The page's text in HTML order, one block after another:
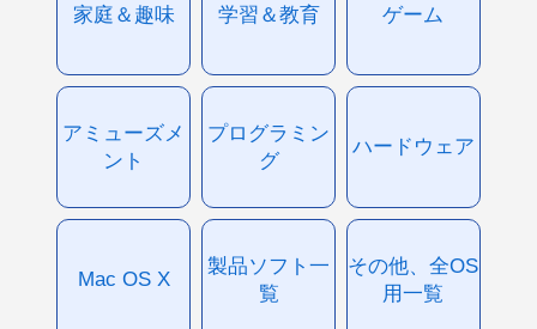
家庭＆趣味 学習＆教育 ゲーム
アミューズメ
ント
プログラミン
グ
ハードウェア
Mac OS X
製品ソフト一
覧
その他、全OS
用一覧